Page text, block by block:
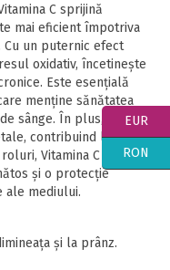
C sprijină
mai eficient împotriva
un puternic efect
oxidativ, încetinește
Este esențială
menține sănătatea
sânge. În plus, crește
contribuind la
Vitamina C asigură
și o protecție
ale mediului.
şi la prânz.
EUR
RON